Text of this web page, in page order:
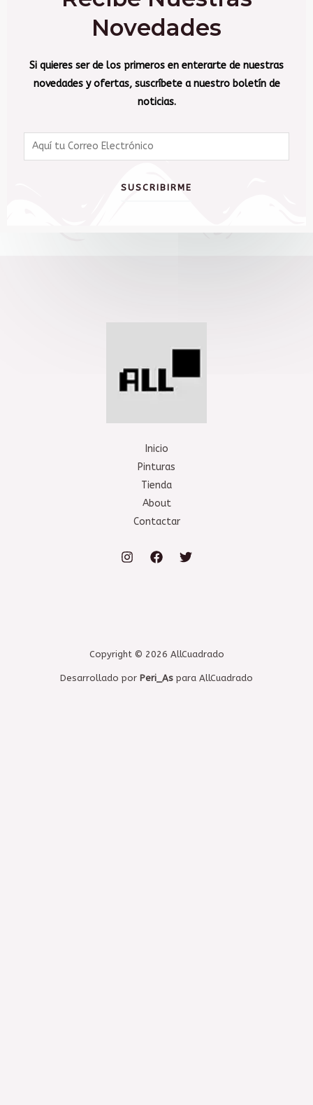
Novedades
Si quieres ser de los primeros en enterarte de nuestras
novedades y ofertas, suscríbete a nuestro boletín de
noticias.
SUSCRIBIRME
Inicio
Pinturas
Tienda
About
Contactar
Copyright © 2026 AllCuadrado
Desarrollado por Peri_As para AllCuadrado